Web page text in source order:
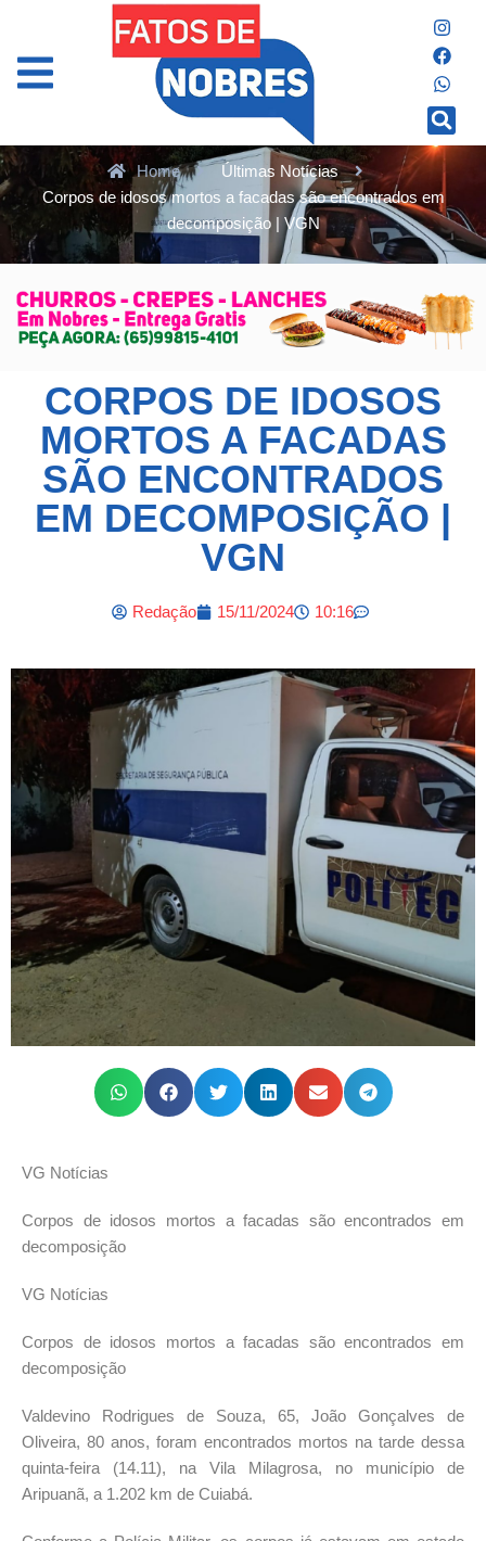
Home
Últimas Notícias
Corpos de idosos mortos a facadas são encontrados em
decomposição | VGN
CORPOS DE IDOSOS
MORTOS A FACADAS
SÃO ENCONTRADOS
EM DECOMPOSIÇÃO |
VGN
Redação 15/11/2024 10:16
VG Notícias
Corpos de idosos mortos a facadas são encontrados em
decomposição
VG Notícias
Corpos de idosos mortos a facadas são encontrados em
decomposição
Valdevino Rodrigues de Souza, 65, João Gonçalves de
Oliveira, 80 anos, foram encontrados mortos na tarde dessa
quinta-feira (14.11), na Vila Milagrosa, no município de
Aripuanã, a 1.202 km de Cuiabá.